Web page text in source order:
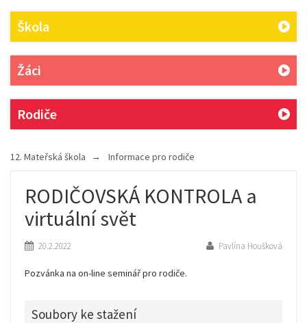
Škola
Žáci
Rodiče
12. Mateřská škola Informace pro rodiče
RODIČOVSKÁ KONTROLA a
virtuální svět
Pavlína Houšková
20.2.2022
Pozvánka na on-line seminář pro rodiče.
Soubory ke stažení